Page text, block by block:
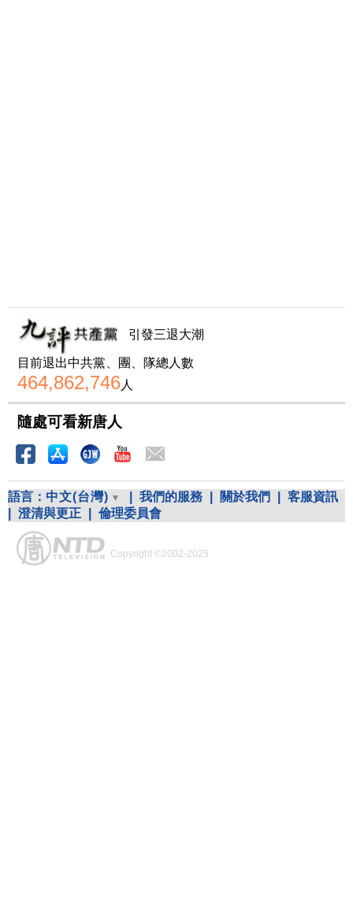
引發三退大潮
目前退出中共黨、團、隊總人數
464,862,746人
隨處可看新唐人
語言： 中文(台灣) 我們的服務 關於我們
客服資訊
澄清與更正 倫理委員會
Copyright ©2002-2025